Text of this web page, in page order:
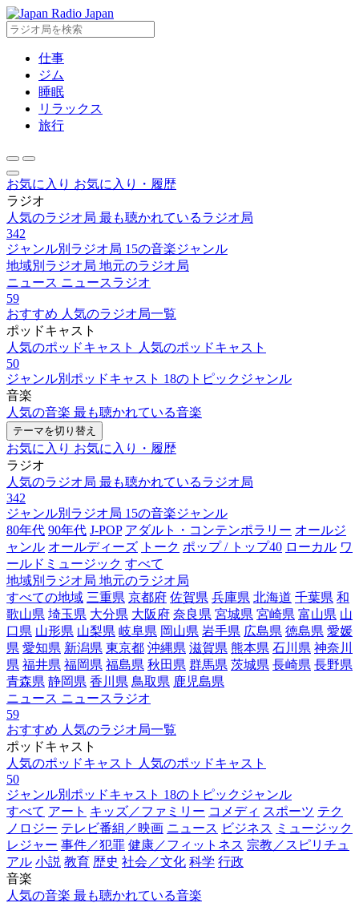
Radio Japan
仕事
ジム
睡眠
リラックス
旅行
お気に入り お気に入り・履歴
ラジオ
人気のラジオ局 最も聴かれているラジオ局
342
ジャンル別ラジオ局 15の音楽ジャンル
地域別ラジオ局 地元のラジオ局
ニュース ニュースラジオ
59
おすすめ 人気のラジオ局一覧
ポッドキャスト
人気のポッドキャスト
人気のポッドキャスト
50
ジャンル別ポッドキャスト 18のトピックジャンル
音楽
人気の音楽 最も聴かれている音楽
テーマを切り替え
お気に入り お気に入り・履歴
ラジオ
人気のラジオ局 最も聴かれているラジオ局
342
ジャンル別ラジオ局 15の音楽ジャンル
80年代 90年代 J-POP アダルト・コンテンポラリー オールジ
ャンル オールディーズ トーク ポップ / トップ40 ローカル ワ
ールドミュージック すべて
地域別ラジオ局 地元のラジオ局
すべての地域 三重県 京都府 佐賀県 兵庫県 北海道 千葉県 和
歌山県 埼玉県 大分県 大阪府 奈良県 宮城県 宮崎県 富山県 山
口県 山形県 山梨県 岐阜県 岡山県 岩手県 広島県 徳島県 愛媛
県 愛知県 新潟県 東京都 沖縄県 滋賀県 熊本県 石川県 神奈川
県 福井県 福岡県 福島県 秋田県 群馬県 茨城県 長崎県 長野県
青森県 静岡県 香川県 鳥取県 鹿児島県
ニュース ニュースラジオ
59
おすすめ 人気のラジオ局一覧
ポッドキャスト
人気のポッドキャスト
人気のポッドキャスト
50
ジャンル別ポッドキャスト 18のトピックジャンル
すべて アート キッズ／ファミリー コメディ スポーツ テク
ノロジー テレビ番組／映画 ニュース ビジネス ミュージック
レジャー 事件／犯罪 健康／フィットネス 宗教／スピリチュ
アル 小説 教育 歴史 社会／文化 科学 行政
音楽
人気の音楽 最も聴かれている音楽